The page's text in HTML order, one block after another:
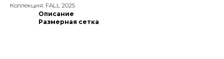
Коллекция: FALL 2025
Описание
Размерная сетка